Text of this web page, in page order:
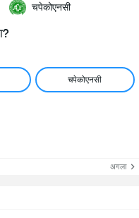
चपेकोएनसी
चपेकोएनसी
अगला